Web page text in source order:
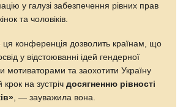
у галузі забезпечення рівних прав
та чоловіків.
конференція дозволить країнам, що
у відстоюванні ідей гендерної
мотиваторами та заохотити Україну
крок на зустрічдосягненню рівності
, — зауважила вона.